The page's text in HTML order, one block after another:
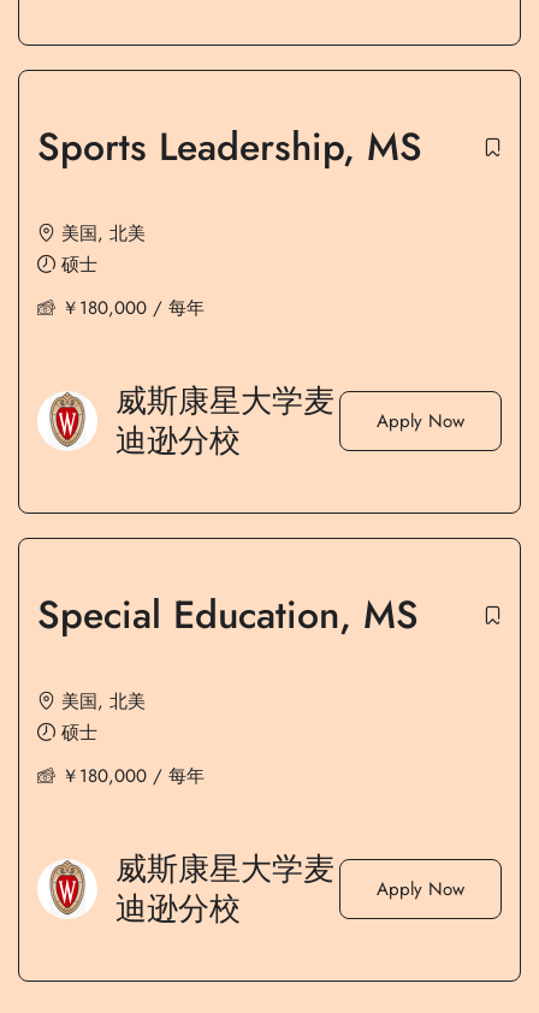
Sports Leadership, MS
美国, 北美
硕士
￥180,000 / 每年
威斯康星大学麦
迪逊分校
Apply Now
Special Education, MS
美国, 北美
硕士
￥180,000 / 每年
威斯康星大学麦
迪逊分校
Apply Now